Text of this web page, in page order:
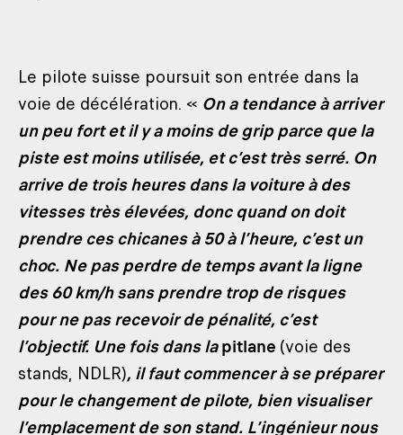
Le pilote suisse poursuit son entrée dans la
voie de décélération. « On a tendance à arriver
un peu fort et il y a moins de grip parce que la
piste est moins utilisée, et c’est très serré. On
arrive de trois heures dans la voiture à des
vitesses très élevées, donc quand on doit
prendre ces chicanes à 50 à l’heure, c’est un
choc. Ne pas perdre de temps avant la ligne
des 60 km/h sans prendre trop de risques
pour ne pas recevoir de pénalité, c’est
l’objectif. Une fois dans lapitlane (voie des
stands, NDLR), il faut commencer à se préparer
pour le changement de pilote, bien visualiser
l’emplacement de son stand. L’ingénieur nous